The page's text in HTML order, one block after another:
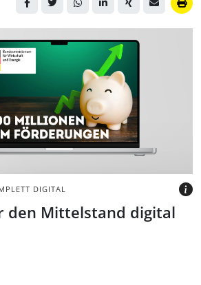
DIGITAL
den Mittelstand digital
zeigt lachendes
mit grünem
nach oben auf
STEFAN NITA'S VIA